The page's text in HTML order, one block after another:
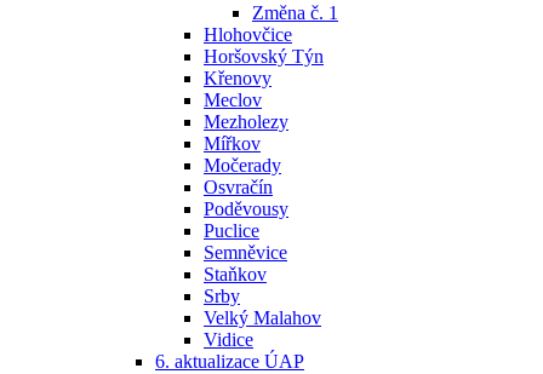
Změna č. 1
Hlohovčice
Horšovský Týn
Křenovy
Meclov
Mezholezy
Mířkov
Močerady
Osvračín
Poděvousy
Puclice
Semněvice
Staňkov
Srby
Velký Malahov
Vidice
6. aktualizace ÚAP